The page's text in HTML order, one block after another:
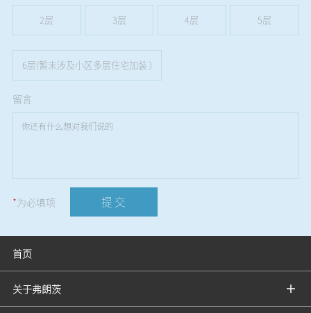
2层 3层 4层 5层
6层(暂未涉及小区多层住宅加装 )
留言
*为必填项 提 交
首页
关于弗朗茨